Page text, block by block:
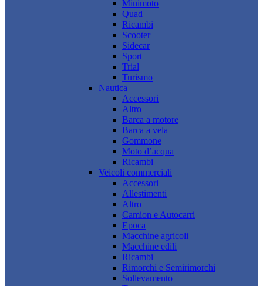
Minimoto
Quad
Ricambi
Scooter
Sidecar
Sport
Trial
Turismo
Nautica
Accessori
Altro
Barca a motore
Barca a vela
Gommone
Moto d’acqua
Ricambi
Veicoli commerciali
Accessori
Allestimenti
Altro
Camion e Autocarri
Epoca
Macchine agricoli
Macchine edili
Ricambi
Rimorchi e Semirimorchi
Sollevamento